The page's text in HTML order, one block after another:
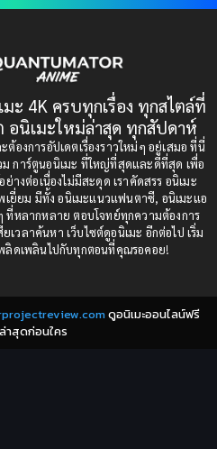
วัย(6)
1988
1985
1983
1981
1979
ะ 4K ครบทุกเรื่อง ทุกสไตล์ที่
อนิเมะใหม่ล่าสุด ทุกสัปดาห์
องการอัปเดตเรื่องราวใหม่ๆ อยู่เสมอ ที่นี่
ม การ์ตูนอนิเมะ ที่ใหญ่ที่สุดและดีที่สุด เพื่อ
างต่อเนื่องไม่มีสะดุด เราคัดสรร อนิเมะ
ยี่ยม มีทั้ง อนิเมะแนวแฟนตาซี, อนิเมะแอ
ที่หลากหลาย ตอบโจทย์ทุกความต้องการ
เวลาค้นหา เว็บไซต์ดูอนิเมะ อีกต่อไป เริ่ม
ลิดเพลินไปกับทุกตอนที่คุณรอคอย!
ดูอนิเมะออนไลน์ฟรี
าสุดก่อนใคร